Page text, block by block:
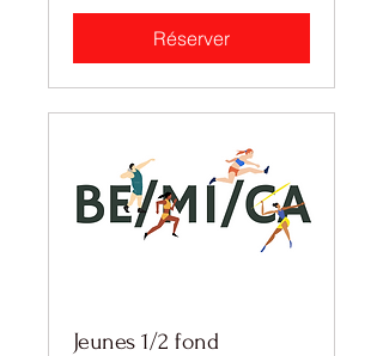
Réserver
Jeunes 1/2 fond